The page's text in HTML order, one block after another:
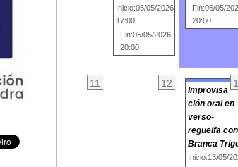
Inicio:05/05/2026
17:00
Fin:05/05/2026
20:00
Fin:06/05/
20:00
11 12
Improvisa
ción oral en
verso-
regueifa con
Branca
Inicio:13/05/